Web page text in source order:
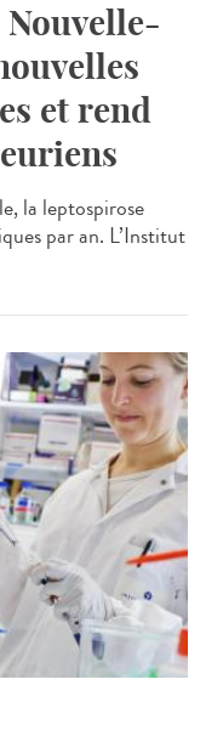
Nouvelle-
et rend
la leptospirose
par an. L’Institut